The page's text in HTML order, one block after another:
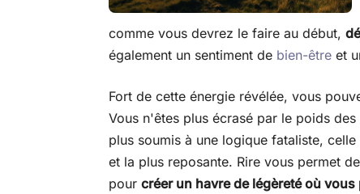
comme vous devrez le faire au début,
également un sentiment de bien-être et
Fort de cette énergie révélée, vous
Vous n'êtes plus écrasé par le poids
plus soumis à une logique fataliste,
et la plus reposante. Rire vous permet
pour créer un havre de légèreté où